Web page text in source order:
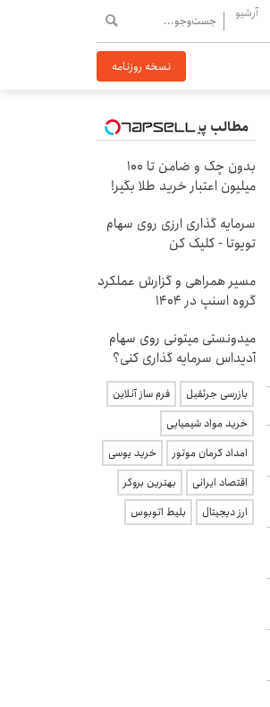
آرشیو
نسخه روزنامه
مطالب پیشنهادی
بدون چک و ضامن تا 100
میلیون اعتبار خرید طلا بگیر!
سرمایه گذاری ارزی روی سهام
تویوتا - کلیک کن
مسیر همراهی و گزارش عملکرد
گروه اسنپ در ۱۴۰۴
میدونستی میتونی روی سهام
آدیداس سرمایه گذاری کنی؟
بازرسی جرثقیل
فرم ساز آنلاین
خرید مواد شیمیایی
امداد کرمان موتور
خرید یوسی
اقتصاد ایرانی
بهترین بروکر
ارز دیجیتال
بلیط اتوبوس